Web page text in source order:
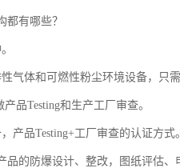
有哪些？
气体和可燃性粉尘环境设备，只
品Testing和生产工厂审查。
产品Testing+工厂审查的认证方式
的防爆设计、整改，图纸评估